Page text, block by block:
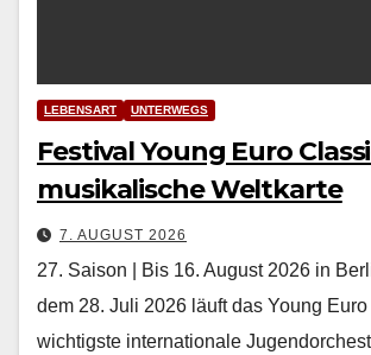
LEBENSART UNTERWEGS
Festival Young Euro
musikalische Weltkarte
7. AUGUST 2026
27. Saison | Bis 16. August 2026 in
dem 28. Juli 2026 läuft das Young
wichtig­ste inter­na­tionale